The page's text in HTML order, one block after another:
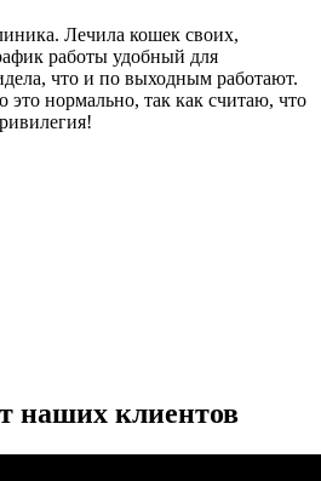
Лечила кошек своих,
работы удобный для
что и по выходным работают.
нормально, так как считаю, что
наших клиентов